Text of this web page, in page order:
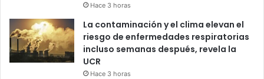
Hace 3 horas
La contaminación y el clima elevan el
riesgo de enfermedades respiratorias
incluso semanas después, revela la
UCR
Hace 3 horas